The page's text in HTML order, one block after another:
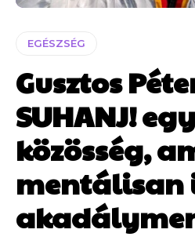
EGÉSZSÉG
Gusztos
SUHANJ!
közösség,
mentálisan